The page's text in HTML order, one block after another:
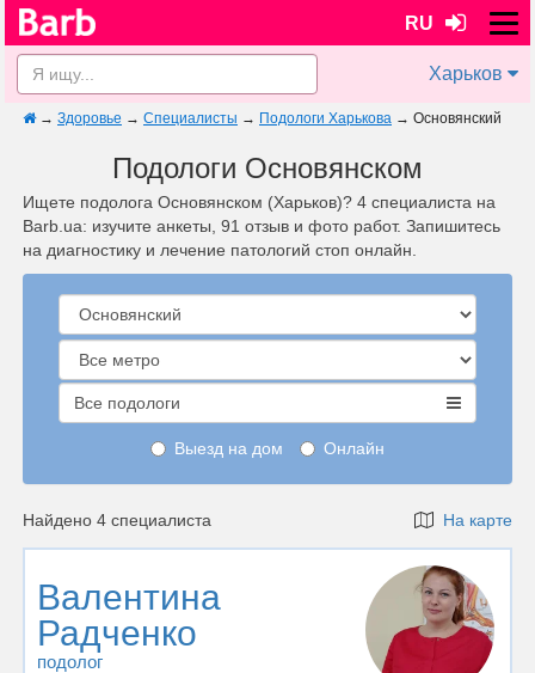
RU
Харьков
→ Здоровье → Специалисты → Подологи Харькова → Основянский
Подологи Основянском
Ищете подолога Основянском (Харьков)? 4 специалиста на
Barb.ua: изучите анкеты, 91 отзыв и фото работ. Запишитесь
на диагностику и лечение патологий стоп онлайн.
Все подологи
Выезд на дом Онлайн
Найдено 4 специалиста На карте
Валентина
Радченко
подолог